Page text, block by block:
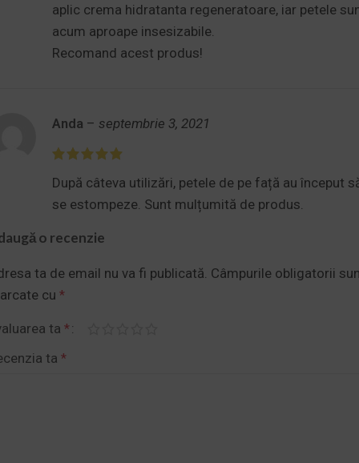
aplic crema hidratanta regeneratoare, iar petele
acum aproape insesizabile.
Recomand acest produs!
Anda – septembrie 3, 2021
După câteva utilizări, petele de pe față au început
se estompeze. Sunt mulțumită de produs.
o recenzie
ta de email nu va fi publicată. Câmpurile obligatorii
cu *
ta *
ta *